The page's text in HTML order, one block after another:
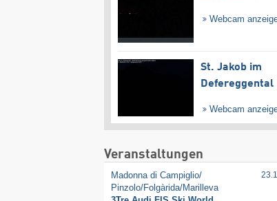
Webcam
St. Jakob im
Defereggental
Webcam
Veranstaltungen
Madonna di Campiglio/​
Pinzolo/​Folgàrida/​Marilleva